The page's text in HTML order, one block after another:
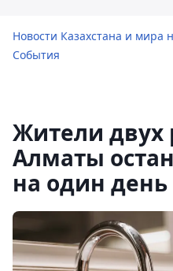
Новости Казахстана и мира
События
Жители двух
Алматы
на один день